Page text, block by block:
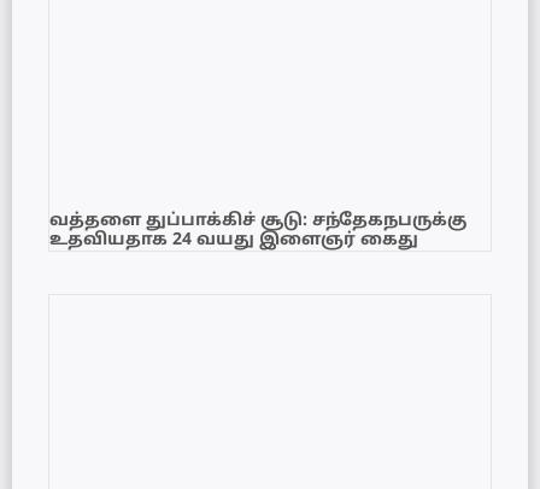
வத்தளை துப்பாக்கிச் சூடு: சந்தேகநபருக்கு
உதவியதாக 24 வயது இளைஞர் கைது